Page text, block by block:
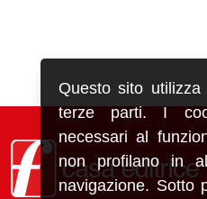
Questo sito
terze parti. I
necessari al
non profilano in
navigazione. Sotto